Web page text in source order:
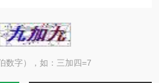
数字），如：三加四=7